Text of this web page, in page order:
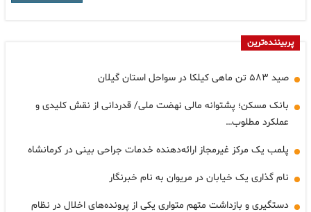
پربیننده‌ترین
صید ۵۸۳ تن ماهی کیلکا در سواحل استان گیلان
بانک مسکن؛ پشتوانه مالی نهضت ملی/ قدردانی از نقش کلیدی و
عملکرد مطلوب…
پلمب یک مرکز غیرمجاز ارائه‌دهنده خدمات جراحی بینی در کرمانشاه
نام گذاری یک خیابان در مریوان به نام خبرنگار
دستگیری و بازداشت متهم متواری یکی از پرونده‌های اخلال در نظام